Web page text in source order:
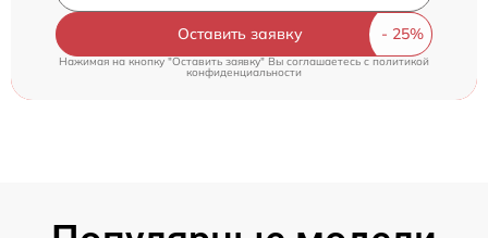
Оставить заявку
Нажимая на кнопку "Оставить заявку" Вы соглашаетесь c политикой
конфиденциальности